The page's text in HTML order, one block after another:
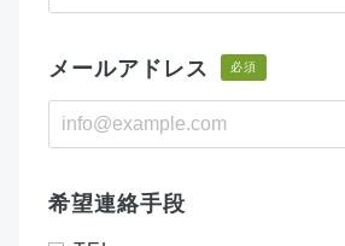
メールアドレス 必須
希望連絡手段